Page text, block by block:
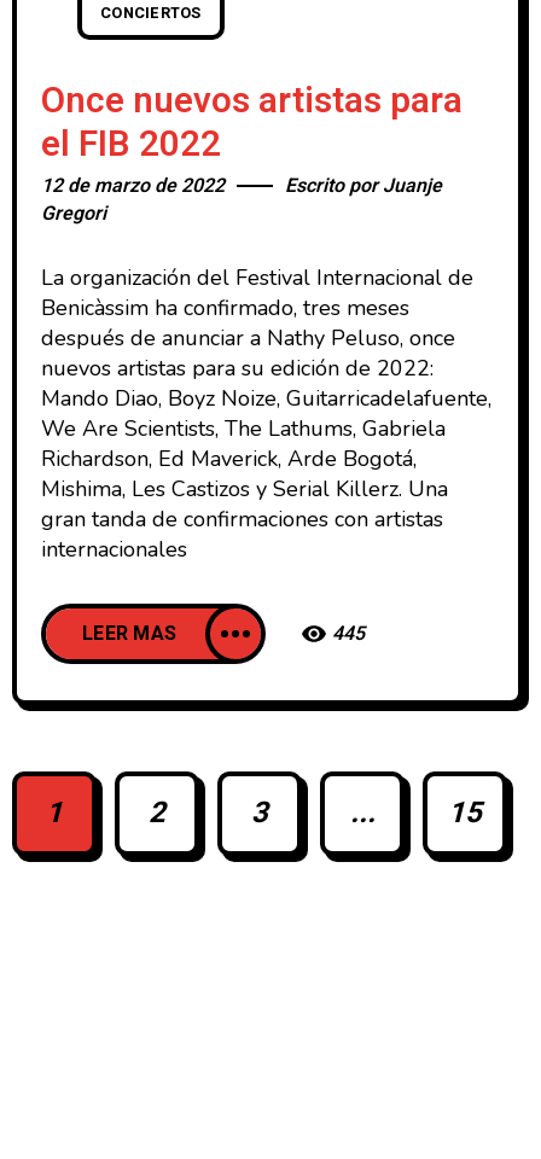
CONCIERTOS
Once nuevos artistas para
el FIB 2022
12 de marzo de 2022 Escrito porJuanje
Gregori
La organización del Festival Internacional de
Benicàssim ha confirmado, tres meses
después de anunciar a Nathy Peluso, once
nuevos artistas para su edición de 2022:
Mando Diao, Boyz Noize, Guitarricadelafuente,
We Are Scientists, The Lathums, Gabriela
Richardson, Ed Maverick, Arde Bogotá,
Mishima, Les Castizos y Serial Killerz. Una
gran tanda de confirmaciones con artistas
internacionales
LEER MAS 445
1 2 3 ... 15